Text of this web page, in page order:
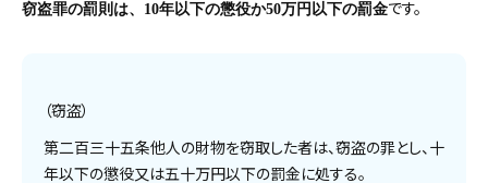
窃盗罪の罰則は、10年以下の懲役か50万円以下の罰金です。
（窃盗）
第二百三十五条他人の財物を窃取した者は、窃盗の罪とし、十
年以下の懲役又は五十万円以下の罰金に処する。